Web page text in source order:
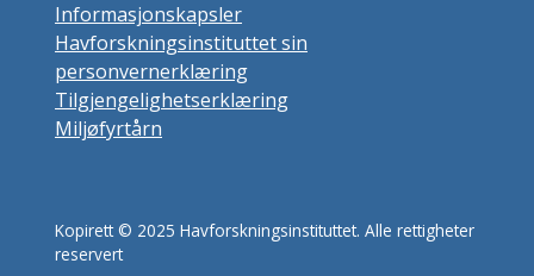
Informasjonskapsler
Havforskningsinstituttet sin
personvernerklæring
Tilgjengelighetserklæring
Miljøfyrtårn
Kopirett © 2025 Havforskningsinstituttet. Alle rettigheter
reservert